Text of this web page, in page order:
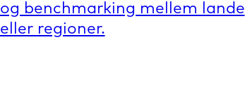
og benchmarking mellem lande
eller regioner.